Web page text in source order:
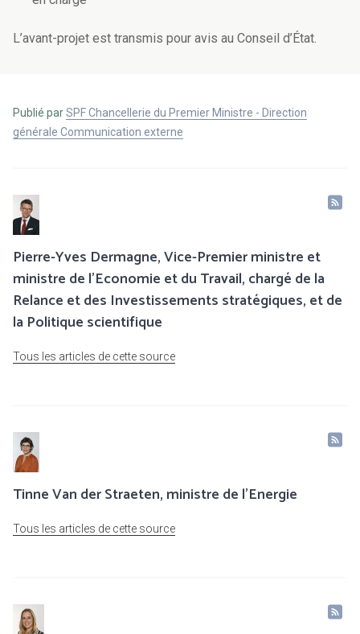
L’avant-projet est transmis pour avis au Conseil d’État.
Publié parSPF Chancellerie du Premier Ministre - Direction
générale Communication externe
Pierre-Yves Dermagne, Vice-Premier ministre et
ministre de l’Economie et du Travail, chargé de la
Relance et des Investissements stratégiques, et de
la Politique scientifique
Tous les articles de cette source
Tinne Van der Straeten, ministre de l'Energie
Tous les articles de cette source